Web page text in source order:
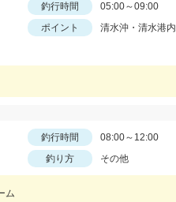
釣行時間
05:00～09:00
ポイント
清水沖・清水港内
釣行時間
08:00～12:00
釣り方 その他
ム